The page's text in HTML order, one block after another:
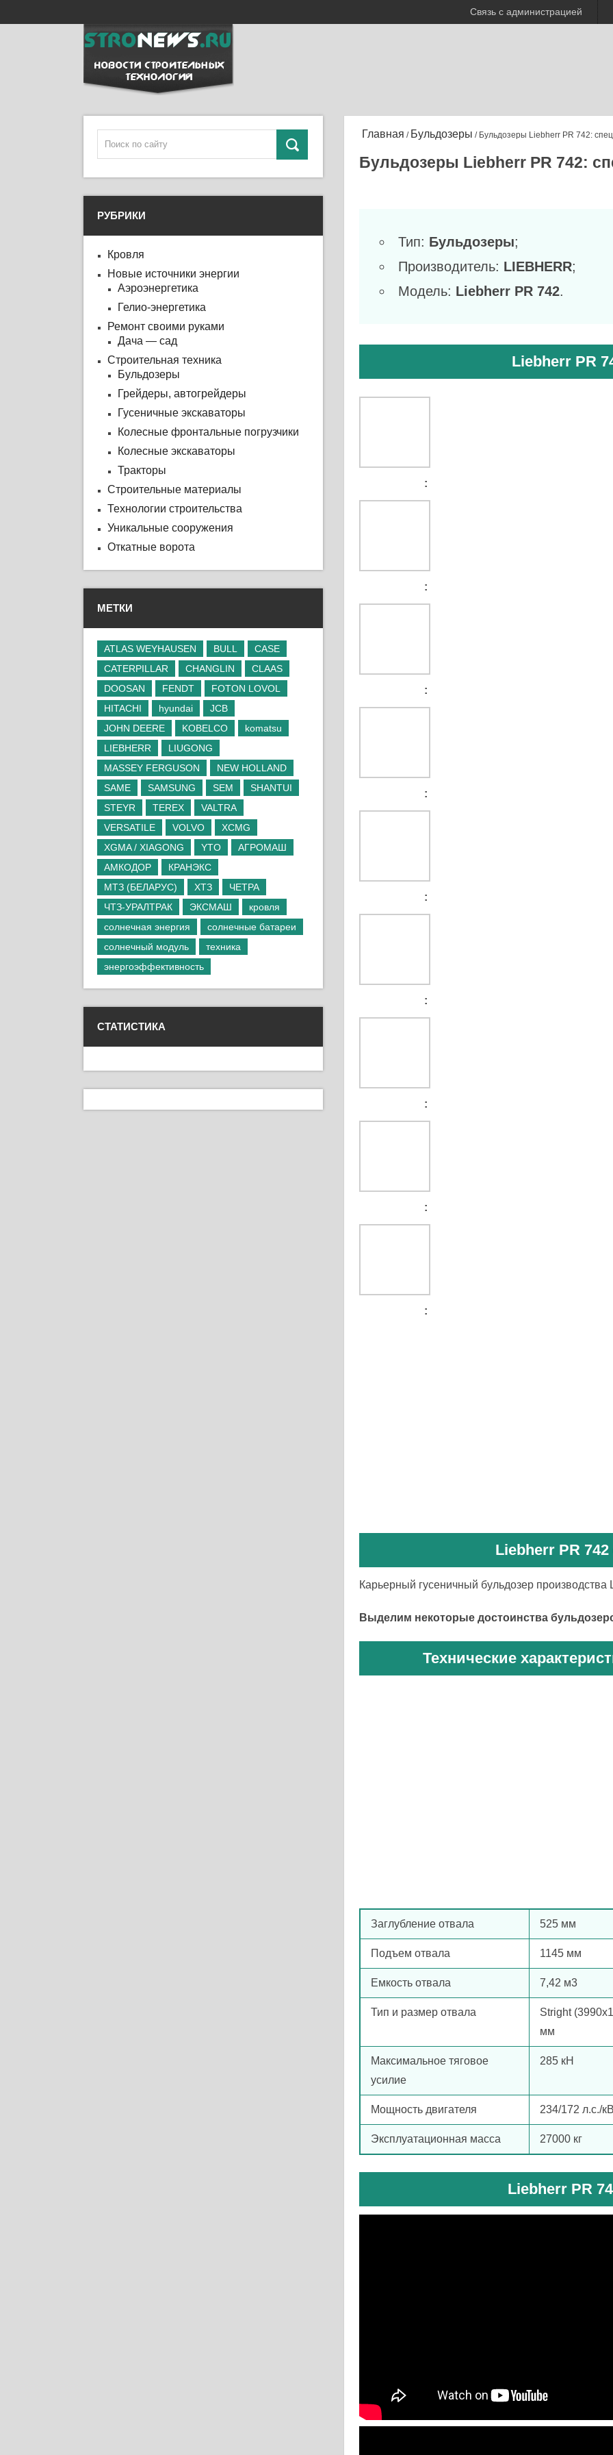
Связь с администрацией
Главная / Бульдозеры / Бульдозеры Liebherr PR 742:
Бульдозеры Liebherr PR 742:
Тип: Бульдозеры;
Производитель: LIEBHERR;
Модель: Liebherr PR 742.
Liebherr PR
Liebherr PR
Карьерный гусеничный бульдозер производства
Выделим некоторые достоинства
Технические
Заглубление отвала 525 мм
Подъем отвала 1145 мм
Емкость отвала 7,42 м3
Тип и размер отвала
Stright
мм
Максимальное тяговое
усилие
285 кН
Мощность двигателя 234/172 л.с./
Эксплуатационная масса 27000 кг
Liebherr PR
РУБРИКИ
Кровля
Новые источники энергии
Аэроэнергетика
Гелио-энергетика
Ремонт своими руками
Дача — сад
Строительная техника
Бульдозеры
Грейдеры, автогрейдеры
Гусеничные экскаваторы
Колесные фронтальные погрузчики
Колесные экскаваторы
Тракторы
Строительные материалы
Технологии строительства
Уникальные сооружения
Откатные ворота
МЕТКИ
ATLAS WEYHAUSEN BULL
CASE
CATERPILLAR
CHANGLIN
CLAAS
DOOSAN
FENDT
FOTON LOVOL
HITACHI
hyundai
JCB
JOHN DEERE
KOBELCO
komatsu
LIEBHERR
LIUGONG
MASSEY FERGUSON
NEW HOLLAND
SAME
SAMSUNG SEM
SHANTUI
STEYR
TEREX
VALTRA
VERSATILE
VOLVO
XCMG
XGMA / XIAGONG
YTO
АГРОМАШ
АМКОДОР
КРАНЭКС
МТЗ (БЕЛАРУС)
ХТЗ
ЧЕТРА
ЧТЗ-УРАЛТРАК
ЭКСМАШ
кровля
солнечная энергия
солнечные батареи
солнечный модуль
техника
энергоэффективность
СТАТИСТИКА